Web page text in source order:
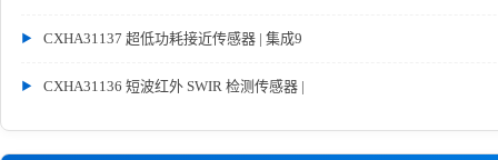
CXHA31137 超低功耗接近传感器 | 集成9
CXHA31136 短波红外 SWIR 检测传感器 |